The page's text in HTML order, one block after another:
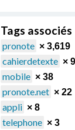
Tags associés
pronote × 3,619
cahierdetexte ×
mobile × 38
pronote.net × 22
appli × 8
telephone × 3